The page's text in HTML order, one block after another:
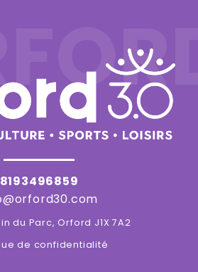
8193496859
du Parc, Orford J1X 7A2
de confidentialité